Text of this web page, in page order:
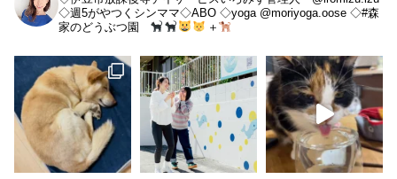
◇週5がやつくシンママ◇ABO ◇yoga @moriyoga.oose ◇#森
家のどうぶつ園
＋